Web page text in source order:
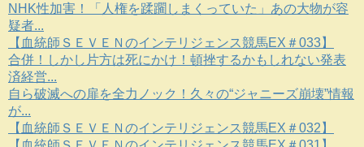
NHK性加害！「人権を蹂躙しまくっていた」あの大物が容
疑者...
【血統師ＳＥＶＥＮのインテリジェンス競馬EX＃033】
合併！しかし片方は死にかけ！頓挫するかもしれない発表
済経営...
自ら破滅への扉を全力ノック！久々の“ジャニーズ崩壊”情報
が...
【血統師ＳＥＶＥＮのインテリジェンス競馬EX＃032】